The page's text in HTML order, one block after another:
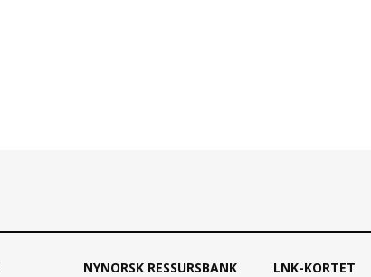
NYNORSK RESSURSBANK
LNK-KORTET